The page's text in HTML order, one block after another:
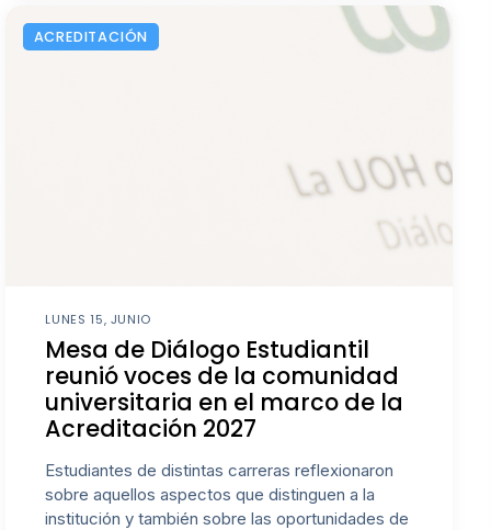
ACREDITACIÓN
LUNES 15, JUNIO
Mesa de Diálogo Estudiantil
reunió voces de la comunidad
universitaria en el marco de la
Acreditación 2027
Estudiantes de distintas carreras reflexionaron
sobre aquellos aspectos que distinguen a la
institución y también sobre las oportunidades de